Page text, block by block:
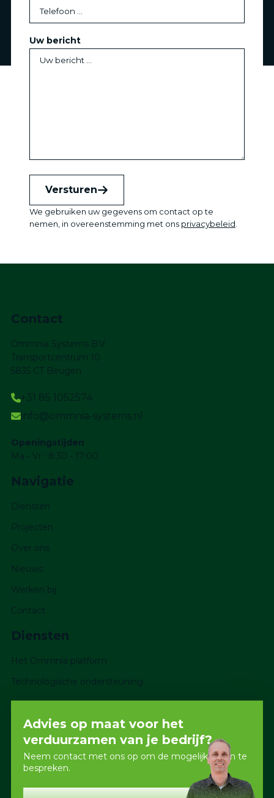
Uw bericht
Versturen
We gebruiken uw gegevens om contact op te
nemen, in overeenstemming met ons privacybeleid
Contact
Ommnia Systems B.V.
Transportcentrum 10
5835 CT Beugen
+31 85 1052574
info@ommnia-systems.nl
Openingstijden
Ma - Vr : 8:30 - 17:00
Navigatie
Diensten
Projecten
Over ons
Nieuws
Werken bij
Contact
Diensten
Het Ommnia platform
Technologische ondersteuning
Advies op maat voor het
verduurzamen van je bedrijf?
Neem contact met ons op om de mogelijkheden te
bespreken.